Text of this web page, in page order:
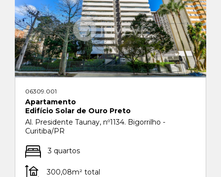
06309.001
Apartamento
Edifício Solar de Ouro Preto
Al. Presidente Taunay, nº1134. Bigorrilho -
Curitiba/PR
3 quartos
300,08m² total